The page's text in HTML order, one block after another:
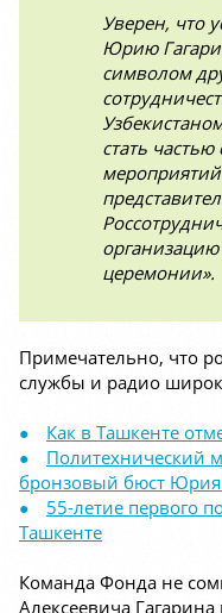
Уверен, что
Юрию
символом
стать
церемонии».
Примечательно, что
службы и радио
Как в Ташкенте
Политехнический
бронзовый бюст Юрия
55-летие первого
Ташкенте
Команда Фонда не
Алексеевича